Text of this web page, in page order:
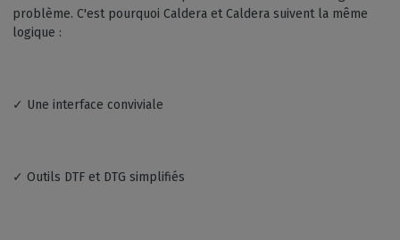
problème. C'est pourquoi Caldera et Caldera suivent la même
logique :
✓ Une interface conviviale
✓ Outils DTF et DTG simplifiés